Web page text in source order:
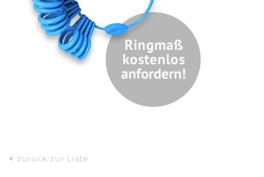
< zurück zur Liste